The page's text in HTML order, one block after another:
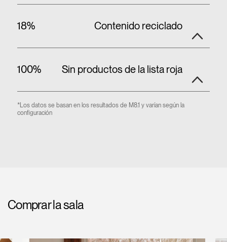
18% Contenido reciclado
100% Sin productos de la lista roja
*Los datos se basan en los resultados de M8.1 y varían según la
configuración
Comprar la sala